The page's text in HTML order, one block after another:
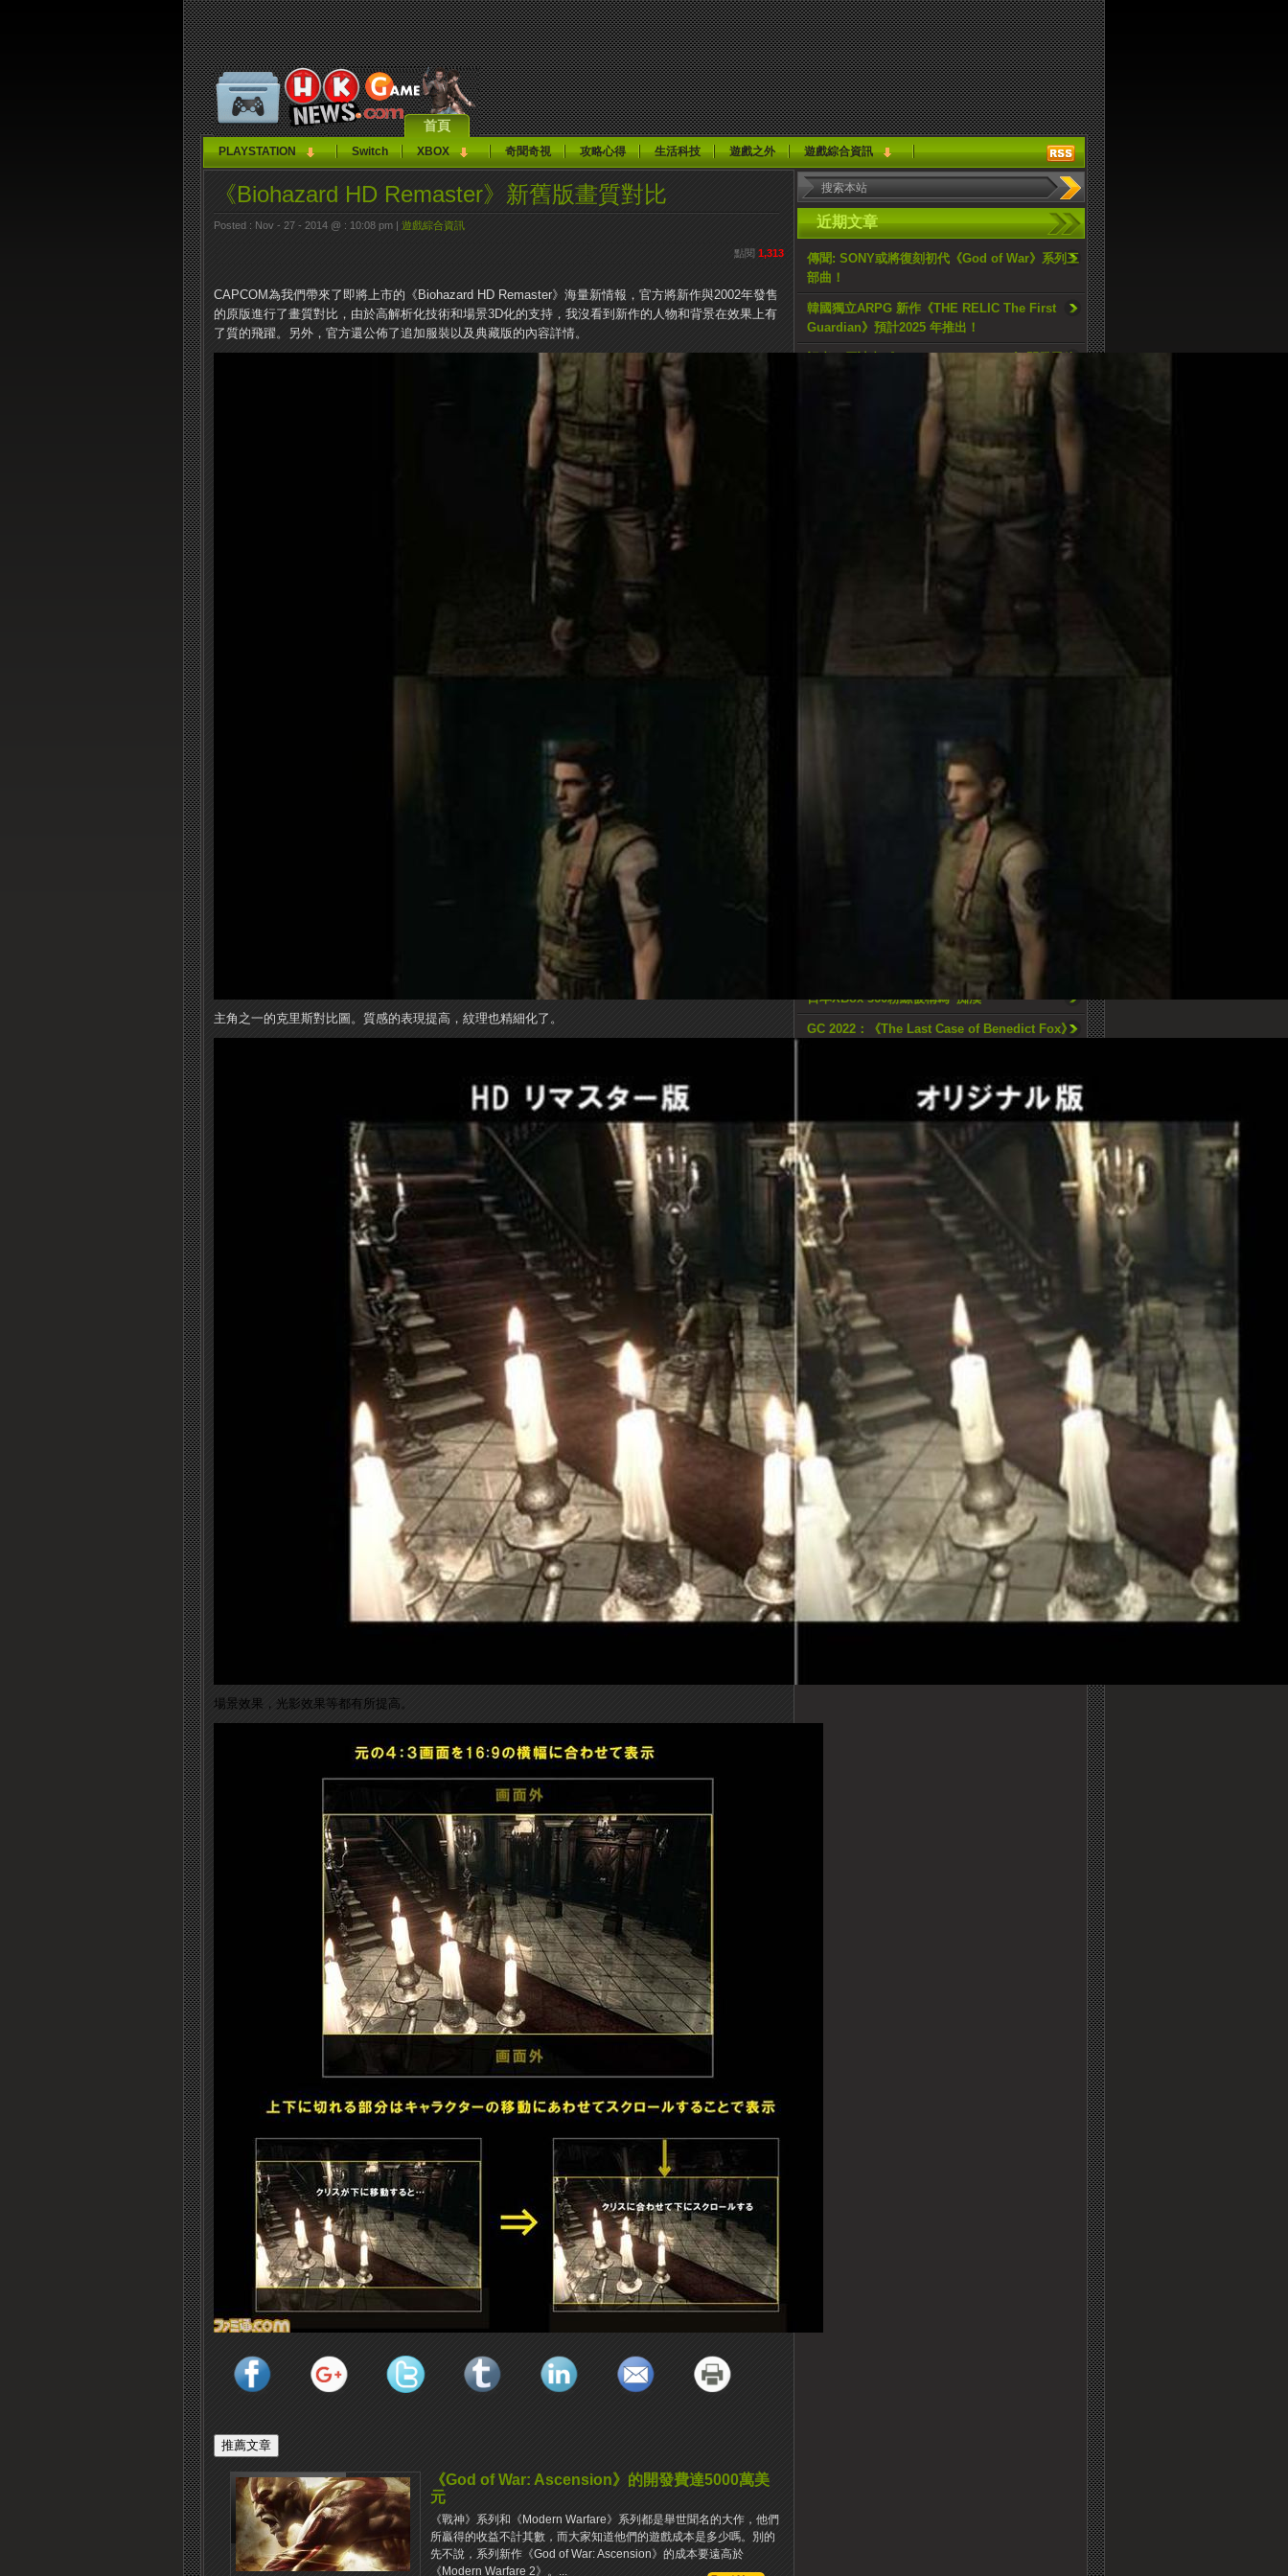
首頁
PLAYSTATION Switch XBOX 奇聞奇視 攻略心得 生活科技 遊戲之外 遊戲綜合資訊
近期文章
傳聞: SONY或將復刻初代《God of War》系列三
部曲！
韓國獨立ARPG 新作《THE RELIC The First
Guardian》預計2025 年推出！
記者：原計畫《Spider-Man：Online》開發已終
媒體：《Hellblade 2》可能成為Xbox最重要的獨
駭客組織公開Insomniac Games被盜文件
《Wolverine》2025年9月前發售
《The Last of Us Multiplayer》終止開發引玩家
開發者：《GTA6》PC版需要很長時間才發售
TGA2023 : 小島秀夫與微軟共同研發新作《OD》
TGA2023 : 《Warhammer 40,000: Space Marine
Steam上《The Day Before》負評如潮
神秘代號“Orbis”要於2月20日公佈?
TGS 2012：傳聞經典《魂斗羅(Contra)》重製版被
日本XBox 360粉絲被稱為”痴漢”
GC 2022：《The Last Case of Benedict Fox》
《Biohazard HD Remaster》新舊版畫質對比
Posted : Nov - 27 - 2014 @ : 10:08 pm | 遊戲綜合資訊
點閱 1,313
CAPCOM為我們帶來了即將上市的《Biohazard HD Remaster》海量新情報，官方將新作與2002年發售
的原版進行了畫質對比，由於高解析化技術和場景3D化的支持，我沒看到新作的人物和背景在效果上有
了質的飛躍。另外，官方還公佈了追加服裝以及典藏版的內容詳情。
主角之一的克里斯對比圖。質感的表現提高，紋理也精細化了。
場景效果，光影效果等都有所提高。
《God of War: Ascension》的開發費達5000萬美
元
《戰神》系列和《Modern Warfare》系列都是舉世聞名的大作，他們
所贏得的收益不計其數，而大家知道他們的遊戲成本是多少嗎。別的
先不說，系列新作《God of War: Ascension》的成本要遠高於
《Modern Warfare 2》。...